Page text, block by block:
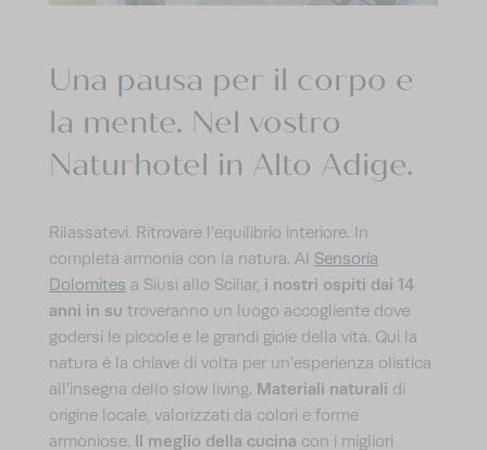
IMPRESSIONI
RICHIEDI PRENOTA
Una pausa per il corpo e
la mente. Nel vostro
Naturhotel in Alto Adige.
Rilassatevi. Ritrovare l’equilibrio interiore. In
completa armonia con la natura. Al Sensoria
Dolomites a Siusi allo Sciliar, i nostri ospiti dai 14
anni in su troveranno un luogo accogliente dove
godersi le piccole e le grandi gioie della vita. Qui la
natura è la chiave di volta per un’esperienza olistica
all’insegna dello slow living. Materiali naturali di
origine locale, valorizzati da colori e forme
armoniose. Il meglio della cucina con i migliori